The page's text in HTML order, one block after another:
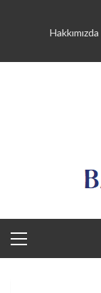
Hakkımızda
Menu